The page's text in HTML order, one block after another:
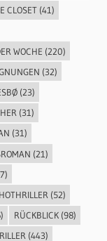
CLOSET(41)
WOCHE (220)
(32)
(23)
(31)
(31)
(21)
(52)
RÜCKBLICK(98)
(443)